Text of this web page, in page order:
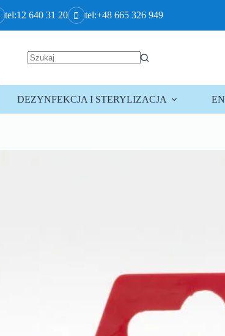
tel:12 640 31 20 tel:+48 665 326 949
DEZYNFEKCJA I STERYLIZACJA